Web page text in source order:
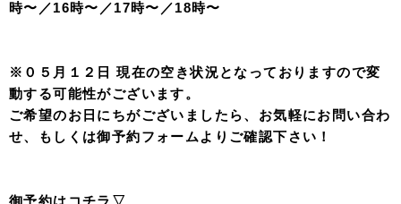
時〜／16時〜／17時〜／18時〜
※０５月１２ 日 現在の空き状況となっておりますので変
動する可能性がございます。
ご希望のお日にちがございましたら、お気軽にお問い合わ
せ、もしくは御予約フォームよりご確認下さい！
御予約はコチラ▽